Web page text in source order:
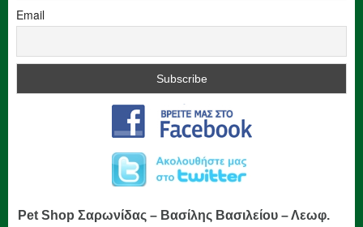
Email
Pet Shop Σαρωνίδας – Βασίλης Βασιλείου – Λεωφ.